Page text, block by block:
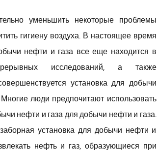
уменьшить некоторые проблемы
гигиену воздуха. В настоящее время
нефти и газа все еще находится в
исследований, а также
установка для добычи
люди предпочитают использовать
нефти и газа для добычи нефти и газа.
установка для добычи нефти и
нефть и газ, образующиеся при